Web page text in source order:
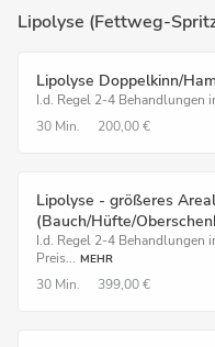
Lipolyse (Fettweg-
Lipolyse Doppelkinn/
I.d. Regel 2-4 Behandlungen
30 Min.
200,00 €
Lipolyse - größeres Areal
(Bauch/Hüfte/
I.d. Regel 2-4 Behandlungen
Preis... MEHR
30 Min. 399,00 €